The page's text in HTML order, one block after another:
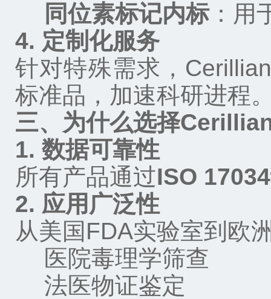
同位素标记内标：用
4. 定制化服务
针对特殊需求，
标准品，加速科研进程
三、为什么选择
1. 数据可靠性
所有产品通过ISO 17034
2. 应用广泛性
从美国 FDA实验室到欧
医院毒理学筛查
法医物证鉴定